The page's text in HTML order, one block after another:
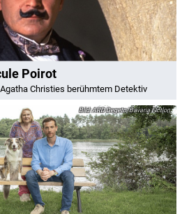
Poirot
Christies berühmtem Detektiv
ARD Degeto/Bavaria Fiction